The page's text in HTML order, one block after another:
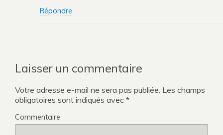
Répondre
Laisser un commentaire
Votre adresse e-mail ne sera pas publiée. Les champs
obligatoires sont indiqués avec *
Commentaire